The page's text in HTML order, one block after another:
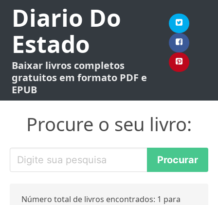
Diario Do
Estado
Baixar livros completos
gratuitos em formato PDF e
EPUB
Procure o seu livro:
Número total de livros encontrados: 1 para